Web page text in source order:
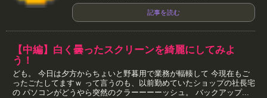
記事を読む
【中編】白く曇ったスクリーンを綺麗にしてみよ
う！
ども。 今日は夕方からちょいと野暮用で業務が輻輳して 今現在もご
ったごたしてますｗ って言うのも、以前勤めていたショップの社長宅
の パソコンがどうやら突然のクラーーーーッシュ。 バックアップ...